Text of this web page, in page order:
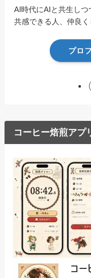
AI時代にAIと共生しつ
共感できる人、仲良く
プロ
コーヒー焙煎アプ